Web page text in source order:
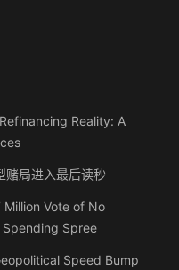
Reality: A
赌局进入最后读秒
Vote of No
Spree
Speed Bump